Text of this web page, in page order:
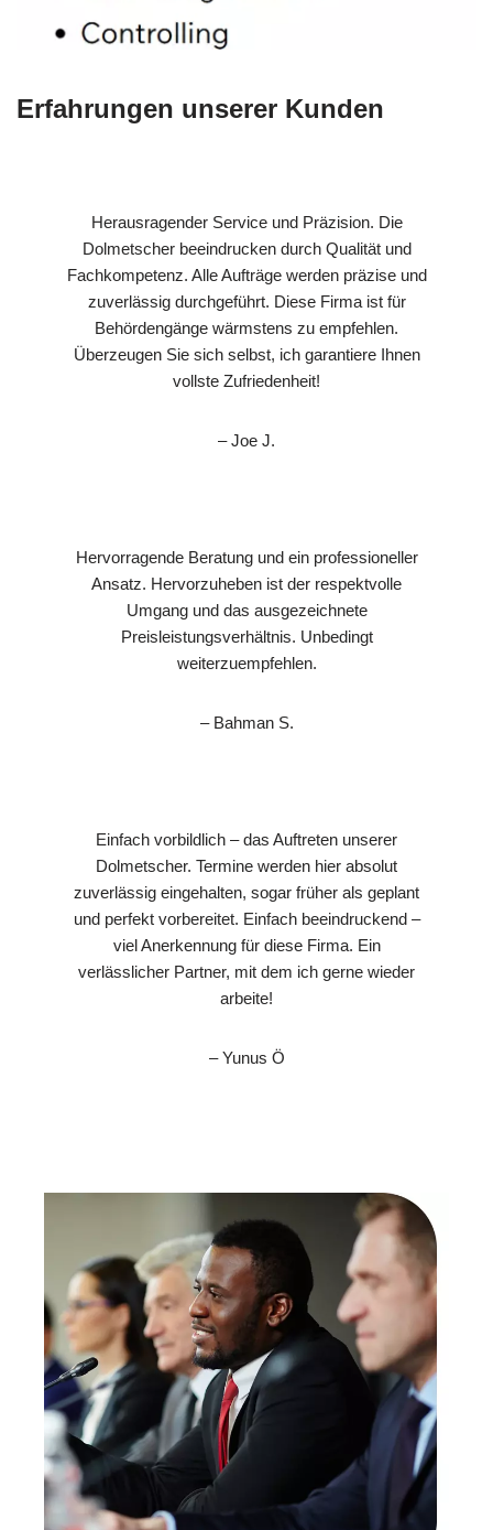
Erfahrungen unserer Kunden
Herausragender Service und Präzision. Die
Dolmetscher beeindrucken durch Qualität und
Fachkompetenz. Alle Aufträge werden präzise und
zuverlässig durchgeführt. Diese Firma ist für
Behördengänge wärmstens zu empfehlen.
Überzeugen Sie sich selbst, ich garantiere Ihnen
vollste Zufriedenheit!
– Joe J.
Hervorragende Beratung und ein professioneller
Ansatz. Hervorzuheben ist der respektvolle
Umgang und das ausgezeichnete
Preisleistungsverhältnis. Unbedingt
weiterzuempfehlen.
– Bahman S.
Einfach vorbildlich – das Auftreten unserer
Dolmetscher. Termine werden hier absolut
zuverlässig eingehalten, sogar früher als geplant
und perfekt vorbereitet. Einfach beeindruckend –
viel Anerkennung für diese Firma. Ein
verlässlicher Partner, mit dem ich gerne wieder
arbeite!
– Yunus Ö